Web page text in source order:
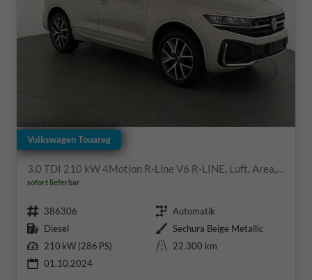
Volkswagen Touareg
3.0 TDI 210 kW 4Motion R-Line V6 R-LINE, Luft, Area, AHK, Leder
sofort lieferbar
Fahrzeugnr. 386306 Getriebe Automatik
Kraftstoff Diesel Außenfarbe Sechura Beige Metallic
Leistung 210 kW (286 PS) Kilometerstand
22.300 km
01.10.2024